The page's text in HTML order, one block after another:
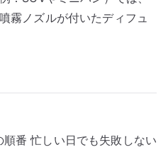
霧ノズルが付いたディフュ
番 忙しい日でも失敗しない